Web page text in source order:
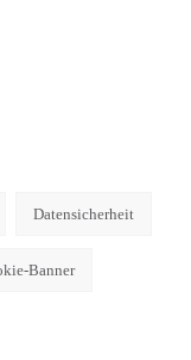
Datensicherheit
Banner